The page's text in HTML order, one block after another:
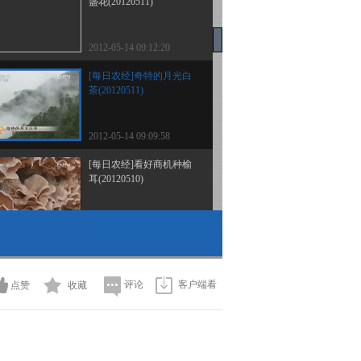
2012-05-14 09:12:20
[每日农经]奇特的月光白
茶(20120511)
2012-05-14 09:09:58
[每日农经]看好商机种榆
耳(20120510)
2012-05-11 09:00:13
点赞 收藏 评论 客户端看